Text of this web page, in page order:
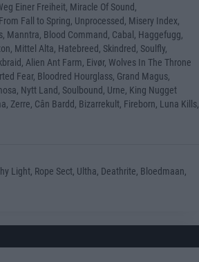
Einer Freiheit, Miracle Of Sound,
Fall to Spring, Unprocessed, Misery Index,
Manntra, Blood Command, Cabal, Haggefugg,
Mittel Alta, Hatebreed, Skindred, Soulfly,
Alien Ant Farm, Eivør, Wolves In The Throne
Fear, Bloodred Hourglass, Grand Magus,
Nytt Land, Soulbound, Urne, King Nugget
Zerre, Cân Bardd, Bizarrekult, Fireborn, Luna Kills,
Light, Rope Sect, Ultha, Deathrite, Bloedmaan,